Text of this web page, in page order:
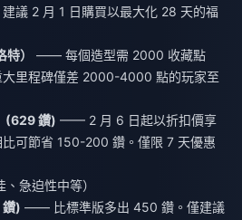
議 2 月 1 日購買以最大化 28 天的福
）
—— 每個造型需 2000 收藏點
大里程碑僅差 2000-4000 點的玩家至
(629 鑽) —— 2 月 6 日起以折扣價享
可節省 150-200 鑽。僅限 7 天優惠
急迫性中等）
鑽) —— 比標準版多出 450 鑽。僅建議